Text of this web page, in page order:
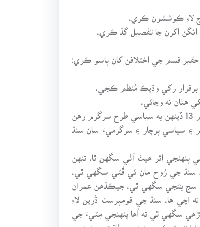
حقير قسم جي اختلافن کان پاسو ڪري:
8 . سنڌ جي لڳ ڀڳ 1100 يونين ڪائونسلن (شهري/ٻهراڙي) جي سطع تي قومپرست قيادت جا 07 سگهارا اڳواڻ هڪ مهيني ۾ 13 ڏينهن به سياسي طرح سرگرم رهن
سياسي پرچار ۽ سرگرميءَ سان سنڌ
پنهنجي اثر هيٺ آڻي سگهن ٿا. تنهن
سنڌ جي رُوح مان ئي ڦُٽي سگهي ٿي.
سج بڻجي سگهي ٿي. جيڪڏهن عمران
اچي ها. سنڌ جي قومپرست ڌُرين لاءِ
سگهي ٿي ته اُها پنهنجي مِٽيءَ جي
ترڪ ڪري پنهنجي طاقت ۽ پنهنجي